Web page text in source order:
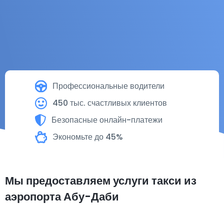
Профессиональные водители
450 тыс. счастливых клиентов
Безопасные онлайн-платежи
Экономьте до 45%
Мы предоставляем услуги такси из
аэропорта Абу-Даби